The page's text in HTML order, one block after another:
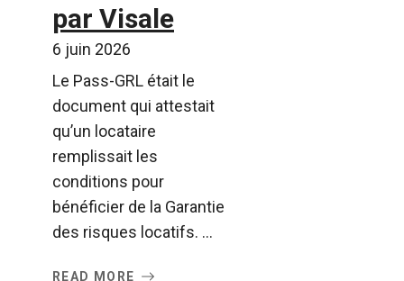
par Visale
6 juin 2026
Le Pass-GRL était le
document qui attestait
qu’un locataire
remplissait les
conditions pour
bénéficier de la Garantie
des risques locatifs. ...
READ MORE